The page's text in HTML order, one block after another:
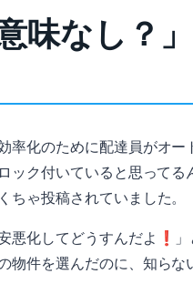
味なし？
化のために配達員がオ
ック付いていると思って
ゃ投稿されていました。
悪化してどうすんだよ❗
物件を選んだのに、知ら